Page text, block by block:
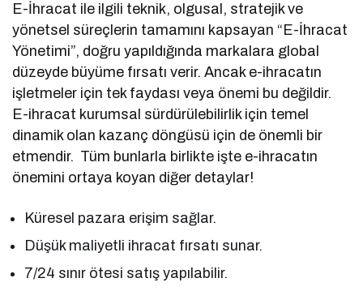
E-İhracat ile ilgili teknik, olgusal, stratejik ve
yönetsel süreçlerin tamamını kapsayan “E-İhracat
Yönetimi”, doğru yapıldığında markalara global
düzeyde büyüme fırsatı verir. Ancak e-ihracatın
işletmeler için tek faydası veya önemi bu değildir.
E-ihracat kurumsal sürdürülebilirlik için temel
dinamik olan kazanç döngüsü için de önemli bir
etmendir. Tüm bunlarla birlikte işte e-ihracatın
önemini ortaya koyan diğer detaylar!
Küresel pazara erişim sağlar.
Düşük maliyetli ihracat fırsatı sunar.
7/24 sınır ötesi satış yapılabilir.